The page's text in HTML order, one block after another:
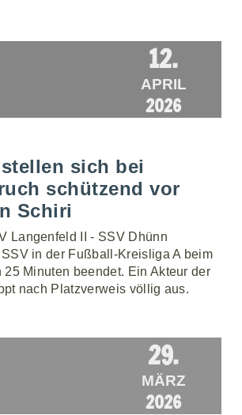
12.
APRIL
2026
sich bei
schützend vor
Schiri
Langenfeld II - SSV Dhünn
in der Fußball-Kreisliga A beim
25 Minuten beendet. Ein Akteur der
nach Platzverweis völlig aus.
29.
MÄRZ
2026